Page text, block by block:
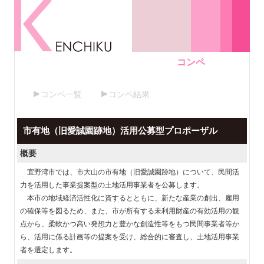
コンペ
コンペ一覧 コンペ結果
市有地（旧愛誠園跡地）活用公募型プロポーザル
概要
宜野湾市では、市大山の市有地（旧愛誠園跡地）について、民間活
力を活用した事業提案型の土地活用事業者を公募します。
本市の地域経済活性化に資するとともに、新たな産業の創出、雇用
の確保等を図るため、また、市が所有する未利用財産の有効活用の観
点から、柔軟かつ高い発想力と豊かな創造性等をもつ民間事業者等か
ら、活用に係る計画等の提案を受け、総合的に審査し、土地活用事業
者を選定します。